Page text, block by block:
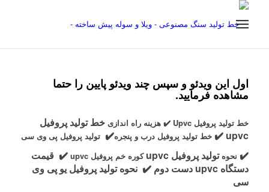
اول این ویدئو و سپس چند ویدئو پایین را حتما
مشاهده فرمایید.
خط تولید پروفیل Upvc ✔️ هزینه راه اندازی خط تولید پروفیل
upvc
✔️ خط تولید پروفیل درب و پنجره✔️ تولید پروفیل پی وی سی
✔️ نحوه تولید پروفیل upvc کوره خم پروفیل upvc ✔️ قیمت
دستگاه upvc دست دوم
✔️ نحوه تولید پروفیل یو پی وی
سی